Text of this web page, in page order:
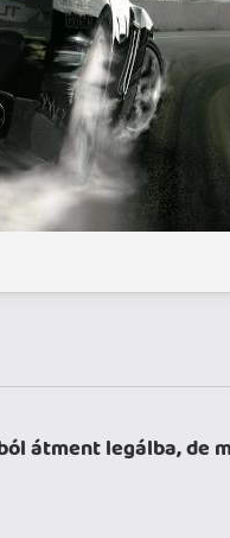
átment legálba, de